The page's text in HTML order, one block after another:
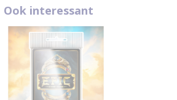
Ook interessant